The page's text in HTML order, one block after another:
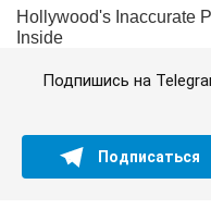
Подпишись на
Подписаться